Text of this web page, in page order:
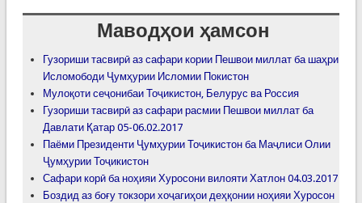
Маводҳои ҳамсон
Гузориши тасвирӣ аз сафари кории Пешвои миллат ба шаҳри
Исломободи Ҷумҳурии Исломии Покистон
Мулоқоти сеҷонибаи Тоҷикистон, Белурус ва Россия
Гузориши тасвирӣ аз сафари расмии Пешвои миллат ба
Давлати Қатар 05-06.02.2017
Паёми Президенти Ҷумҳурии Тоҷикистон ба Маҷлиси Олии
Ҷумҳурии Тоҷикистон
Сафари корӣ ба ноҳияи Хуросони вилояти Хатлон 04.03.2017
Боздид аз боғу токзори хоҷагиҳои деҳқонии ноҳияи Хуросон